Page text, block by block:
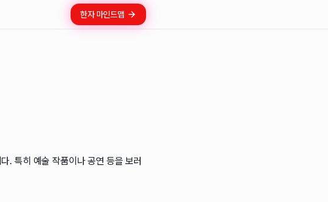
한자 마인드맵
. 특히 예술 작품이나 공연 등을 보러